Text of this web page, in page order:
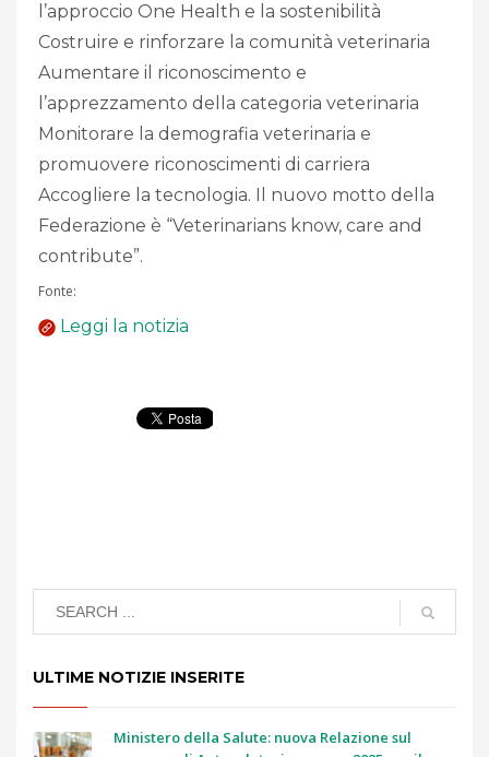
l’approccio One Health e la sostenibilità
Costruire e rinforzare la comunità veterinaria
Aumentare il riconoscimento e
l’apprezzamento della categoria veterinaria
Monitorare la demografia veterinaria e
promuovere riconoscimenti di carriera
Accogliere la tecnologia. Il nuovo motto della
Federazione è “Veterinarians know, care and
contribute”.
Fonte:
Leggi la notizia
ULTIME NOTIZIE INSERITE
Ministero della Salute: nuova Relazione sul